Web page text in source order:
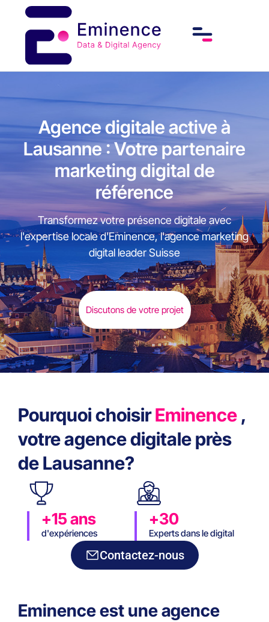
Agence digitale active à
Lausanne : Votre partenaire
marketing digital de
référence
Transformez votre présence digitale avec
l'expertise locale d'Eminence, l'agence marketing
digital leader Suisse
Discutons de votre projet
Pourquoi choisirEminence ,
votre agence digitale près
de Lausanne?
+15 ans
d'expériences
+30
Experts dans le digital
Contactez-nous
Eminence est une agence